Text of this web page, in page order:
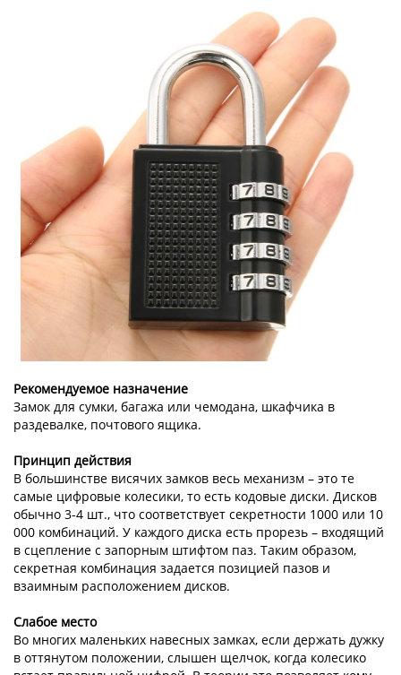
Рекомендуемое назначение
Замок для сумки, багажа или чемодана, шкафчика в
раздевалке, почтового ящика.
Принцип действия
В большинстве висячих замков весь механизм – это те
самые цифровые колесики, то есть кодовые диски. Дисков
обычно 3-4 шт., что соответствует секретности 1000 или 10
000 комбинаций. У каждого диска есть прорезь – входящий
в сцепление с запорным штифтом паз. Таким образом,
секретная комбинация задается позицией пазов и
взаимным расположением дисков.
Слабое место
Во многих маленьких навесных замках, если держать дужку
в оттянутом положении, слышен щелчок, когда колесико